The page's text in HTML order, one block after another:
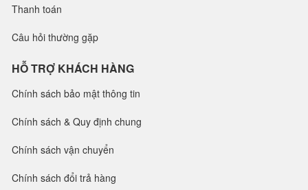
Thanh toán
Câu hỏi thường gặp
HỖ TRỢ KHÁCH HÀNG
Chính sách bảo mật thông tin
Chính sách & Quy định chung
Chính sách vận chuyển
Chính sách đổi trả hàng